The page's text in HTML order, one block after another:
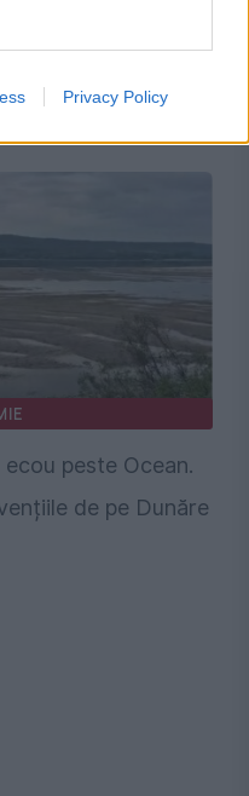
Privacy Policy
consumului
priză
peste Ocean.
de pe Dunăre